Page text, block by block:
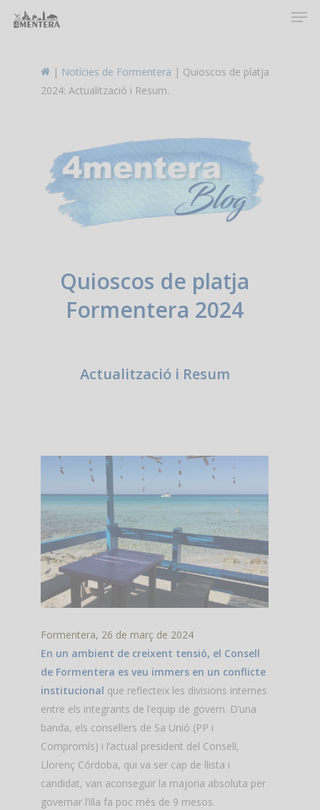
| Notícies de Formentera | Quioscos de platja
2024: Actualització i Resum.
Quioscos de platja
Formentera 2024
Actualització i Resum
Formentera, 26 de març de 2024
En un ambient de creixent tensió, el Consell
de Formentera es veu immers en un conflicte
institucional que reflecteix les divisions internes
entre els integrants de l’equip de govern. D’una
banda, els consellers de Sa Unió (PP i
Compromís) i l’actual president del Consell,
Llorenç Córdoba, qui va ser cap de llista i
candidat, van aconseguir la majoria absoluta per
governar l’illa fa poc més de 9 mesos.